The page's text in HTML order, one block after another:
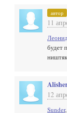
автор
11
Леонид
будет
12
Sunder